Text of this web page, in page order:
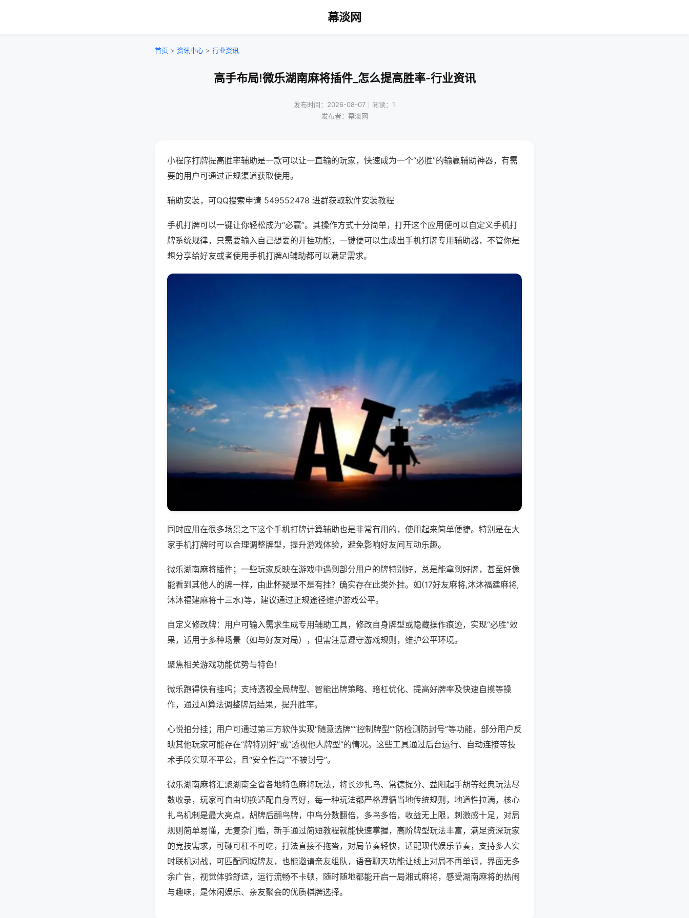
幕淡网
首页 > 资讯中心 > 行业资讯
高手布局!微乐湖南麻将插件_怎么提高胜率-行业资讯
发布时间：2026-08-07｜阅读：1
发布者：幕淡网
小程序打牌提高胜率辅助是一款可以让一直输的玩家，快速成为一个“必胜”的输赢辅助神器，有需
要的用户可通过正规渠道获取使用。
辅助安装，可QQ搜索申请 549552478 进群获取软件安装教程
手机打牌可以一键让你轻松成为“必赢”。其操作方式十分简单，打开这个应用便可以自定义手机打
牌系统规律，只需要输入自己想要的开挂功能，一键便可以生成出手机打牌专用辅助器，不管你是
想分享给好友或者使用手机打牌AI辅助都可以满足需求。
同时应用在很多场景之下这个手机打牌计算辅助也是非常有用的，使用起来简单便捷。特别是在大
家手机打牌时可以合理调整牌型，提升游戏体验，避免影响好友间互动乐趣。
微乐湖南麻将插件；一些玩家反映在游戏中遇到部分用户的牌特别好，总是能拿到好牌，甚至好像
能看到其他人的牌一样，由此怀疑是不是有挂？确实存在此类外挂。如(17好友麻将,沐沐福建麻将,
沐沐福建麻将十三水)等，建议通过正规途径维护游戏公平。
自定义修改牌：用户可输入需求生成专用辅助工具，修改自身牌型或隐藏操作痕迹，实现“必胜”效
果，适用于多种场景（如与好友对局），但需注意遵守游戏规则，维护公平环境。
聚焦相关游戏功能优势与特色！
微乐跑得快有挂吗；支持透视全局牌型、智能出牌策略、暗杠优化、提高好牌率及快速自摸等操
作，通过AI算法调整牌局结果，提升胜率。
心悦拍分挂；用户可通过第三方软件实现“随意选牌”“控制牌型”“防检测防封号”等功能，部分用户反
映其他玩家可能存在“牌特别好”或“透视他人牌型”的情况。这些工具通过后台运行、自动连接等技
术手段实现不平公，且“安全性高”“不被封号”。
微乐湖南麻将汇聚湖南全省各地特色麻将玩法，将长沙扎鸟、常德捉分、益阳起手胡等经典玩法尽
数收录，玩家可自由切换适配自身喜好，每一种玩法都严格遵循当地传统规则，地道性拉满，核心
扎鸟机制是最大亮点，胡牌后翻鸟牌，中鸟分数翻倍，多鸟多倍，收益无上限，刺激感十足，对局
规则简单易懂，无复杂门槛，新手通过简短教程就能快速掌握，高阶牌型玩法丰富，满足资深玩家
的竞技需求，可碰可杠不可吃，打法直接不拖沓，对局节奏轻快，适配现代娱乐节奏，支持多人实
时联机对战，可匹配同城牌友，也能邀请亲友组队，语音聊天功能让线上对局不再单调，界面无多
余广告，视觉体验舒适，运行流畅不卡顿，随时随地都能开启一局湘式麻将，感受湖南麻将的热闹
与趣味，是休闲娱乐、亲友聚会的优质棋牌选择。